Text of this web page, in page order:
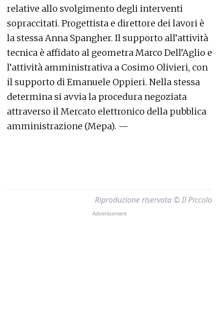
relative allo svolgimento degli interventi
sopraccitati. Progettista e direttore dei lavori è
la stessa Anna Spangher. Il supporto all’attività
tecnica è affidato al geometra Marco Dell’Aglio e
l’attività amministrativa a Cosimo Olivieri, con
il supporto di Emanuele Oppieri. Nella stessa
determina si avvia la procedura negoziata
attraverso il Mercato elettronico della pubblica
amministrazione (Mepa). —
Riproduzione riservata © Il Piccolo